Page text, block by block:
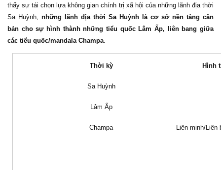
thấy sự tái chọn lựa không gian chính trị xã hội của những lãnh địa thời
Sa Huỳnh, những lãnh địa thời Sa Huỳnh là cơ sở nền tảng căn
bản cho sự hình thành những tiểu quốc Lâm Ấp, liên bang giữa
các tiểu quốc/mandala Champa.
Thời kỳ
Sa Huỳnh
Lâm Ấp
Champa
Hình
Liên minh/Liên